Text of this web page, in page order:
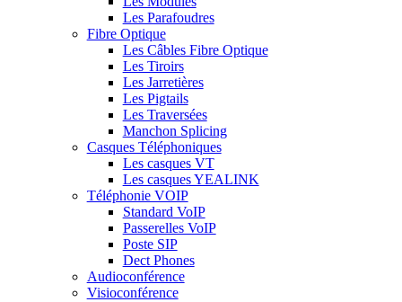
Les Parafoudres
Fibre Optique
Les Câbles Fibre Optique
Les Tiroirs
Les Jarretières
Les Pigtails
Les Traversées
Manchon Splicing
Casques Téléphoniques
Les casques VT
Les casques YEALINK
Téléphonie VOIP
Standard VoIP
Passerelles VoIP
Poste SIP
Dect Phones
Audioconférence
Visioconférence